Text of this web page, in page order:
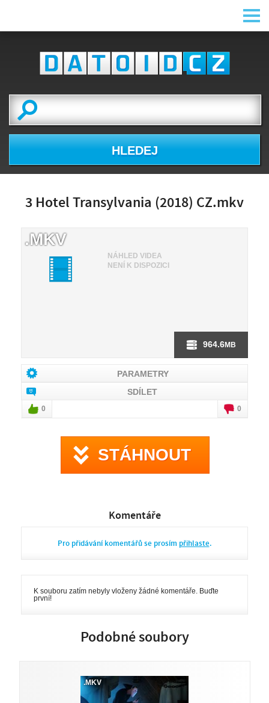
HLEDEJ
3 Hotel Transylvania (2018) CZ.mkv
NÁHLED VIDEA
NENÍ K DISPOZICI
964.6MB
.MKV
PARAMETRY
SDÍLET
0 0
STÁHNOUT
Komentáře
Pro přidávání komentářů se prosím přihlaste.
K souboru zatím nebyly vloženy žádné komentáře. Buďte
první!
Podobné soubory
.MKV